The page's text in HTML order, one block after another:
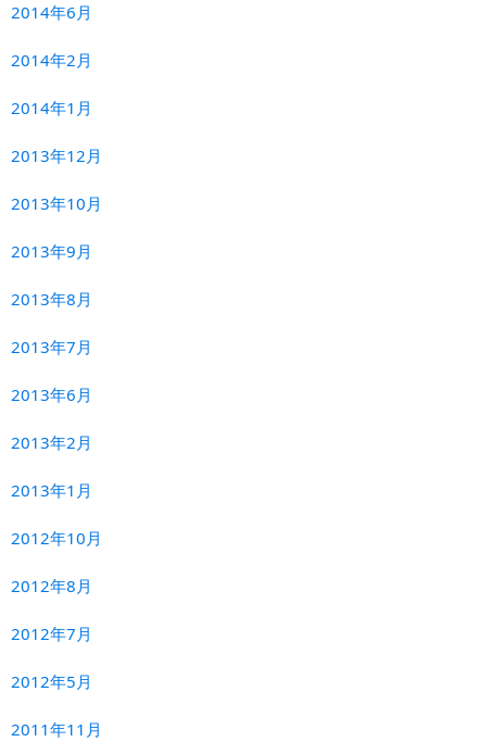
2014年6月
2014年2月
2014年1月
2013年12月
2013年10月
2013年9月
2013年8月
2013年7月
2013年6月
2013年2月
2013年1月
2012年10月
2012年8月
2012年7月
2012年5月
2011年11月